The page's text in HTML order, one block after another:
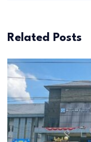
Related Posts